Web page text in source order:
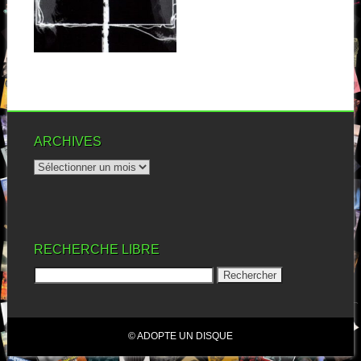
J’avoue être passé totalement
à côté de ce groupe transalpin
jusqu’ici,...
▶
ARCHIVES
RECHERCHE LIBRE
© ADOPTE UN DISQUE